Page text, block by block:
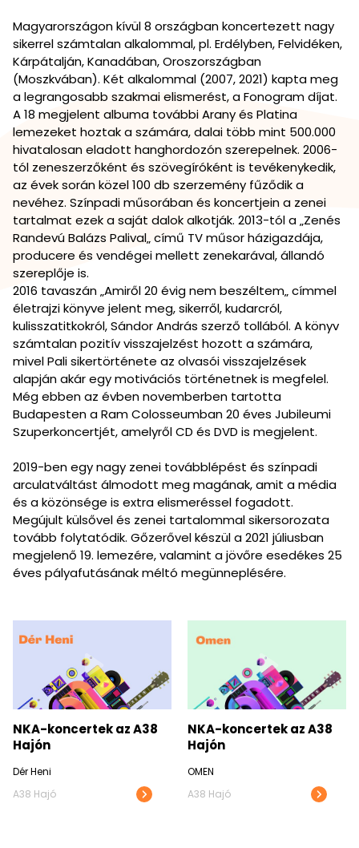
Magyarországon kívül 8 országban koncertezett nagy
sikerrel számtalan alkalommal, pl. Erdélyben, Felvidéken,
Kárpátalján, Kanadában, Oroszországban
(Moszkvában). Két alkalommal (2007, 2021) kapta meg
a legrangosabb szakmai elismerést, a Fonogram díjat.
A 18 megjelent albuma további Arany és Platina
lemezeket hoztak a számára, dalai több mint 500.000
hivatalosan eladott hanghordozón szerepelnek. 2006-
tól zeneszerzőként és szövegíróként is tevékenykedik,
az évek során közel 100 db szerzemény fűződik a
nevéhez. Színpadi műsorában és koncertjein a zenei
tartalmat ezek a saját dalok alkotják. 2013-tól a „Zenés
Randevú Balázs Palival„ című TV műsor házigazdája,
producere és vendégei mellett zenekarával, állandó
szereplője is.
2016 tavaszán „Amiről 20 évig nem beszéltem„ címmel
életrajzi könyve jelent meg, sikerről, kudarcról,
kulisszatitkokról, Sándor András szerző tollából. A könyv
számtalan pozitív visszajelzést hozott a számára,
mivel Pali sikertörténete az olvasói visszajelzések
alapján akár egy motivációs történetnek is megfelel.
Még ebben az évben novemberben tartotta
Budapesten a Ram Colosseumban 20 éves Jubileumi
Szuperkoncertjét, amelyről CD és DVD is megjelent.
2019-ben egy nagy zenei továbblépést és színpadi
arculatváltást álmodott meg magának, amit a média
és a közönsége is extra elismeréssel fogadott.
Megújult külsővel és zenei tartalommal sikersorozata
tovább folytatódik. Gőzerővel készül a 2021 júliusban
megjelenő 19. lemezére, valamint a jövőre esedékes 25
éves pályafutásának méltó megünneplésére.
További
koncertvideók
NKA-koncertek az A38
Hajón
Dér Heni
A38 Hajó
NKA-
NKA-koncertek az A38
Hajón
OMEN
A38 Hajó
NKA-